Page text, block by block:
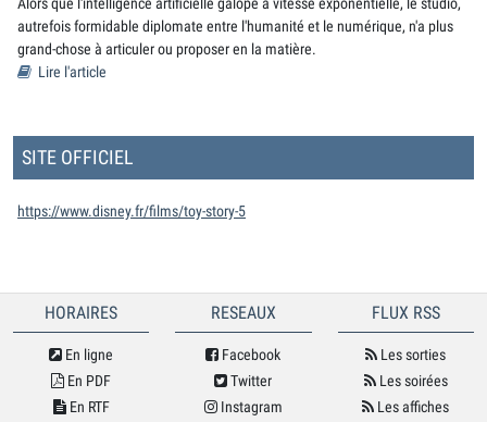
autrefois formidable diplomate entre l'humanité et le numérique, n'a plus
grand-chose à articuler ou proposer en la matière.
Lire l'article
SITE OFFICIEL
https://www.disney.fr/films/toy-story-5
HORAIRES
En ligne
En PDF
En RTF
RESEAUX
Facebook
Twitter
Instagram
FLUX RSS
Les sorties
Les soirées
Les affiches